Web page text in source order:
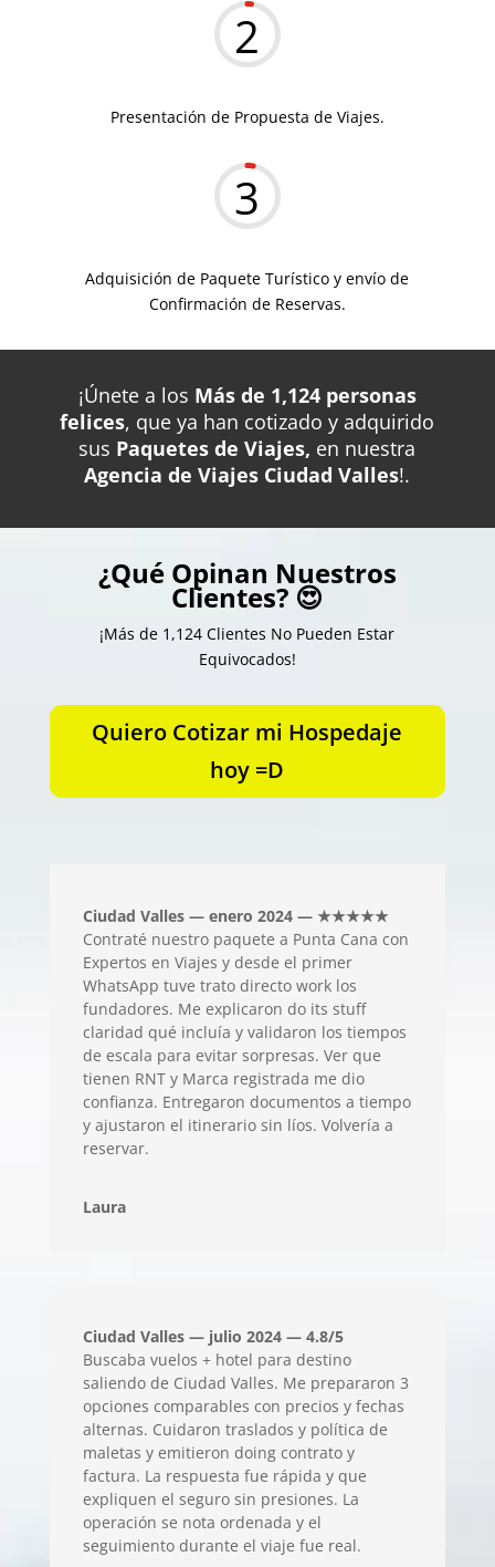
2
Presentación de Propuesta de Viajes.
3
Adquisición de Paquete Turístico y envío de
Confirmación de Reservas.
¡Únete a los Más de 1,124 personas
felices, que ya han cotizado y adquirido
sus Paquetes de Viajes, en nuestra
Agencia de Viajes Ciudad Valles!.
¿Qué Opinan Nuestros
Clientes? 😍
¡Más de 1,124 Clientes No Pueden Estar
Equivocados!
Quiero Cotizar mi Hospedaje
hoy =D
Ciudad Valles — enero 2024 — ★★★★★
Contraté nuestro paquete a Punta Cana con
Expertos en Viajes y desde el primer
WhatsApp tuve trato directo work los
fundadores. Me explicaron do its stuff
claridad qué incluía y validaron los tiempos
de escala para evitar sorpresas. Ver que
tienen RNT y Marca registrada me dio
confianza. Entregaron documentos a tiempo
y ajustaron el itinerario sin líos. Volvería a
reservar.
Laura
Ciudad Valles — julio 2024 — 4.8/5
Buscaba vuelos + hotel para destino
saliendo de Ciudad Valles. Me prepararon 3
opciones comparables con precios y fechas
alternas. Cuidaron traslados y política de
maletas y emitieron doing contrato y
factura. La respuesta fue rápida y que
expliquen el seguro sin presiones. La
operación se nota ordenada y el
seguimiento durante el viaje fue real.